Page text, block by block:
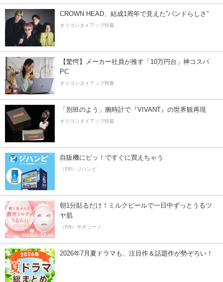
CROWN HEAD、結成1周年で見えた”バンドらしさ”
オリコンタイアップ特集
【驚愕】メーカー社員が推す「10万円台」神コスパ
PC
オリコンタイアップ特集
「別班のよう」腕時計で『VIVANT』の世界観再現
オリコンタイアップ特集
自販機にピッ！ですぐに買えちゃう
（PR）ジハンピ
朝1分貼るだけ！ミルクピールで一日中ずっとうるツ
ヤ肌
（PR）サボリーノ
2026年7月夏ドラマも、注目作＆話題作が勢ぞろい！